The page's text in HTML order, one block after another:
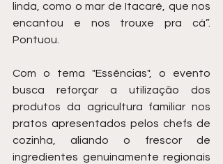
linda, como o mar de Itacaré, que nos
encantou e nos trouxe pra cá”.
Pontuou.
Com o tema "Essências", o evento
busca reforçar a utilização dos
produtos da agricultura familiar nos
pratos apresentados pelos chefs de
cozinha, aliando o frescor de
ingredientes genuinamente regionais